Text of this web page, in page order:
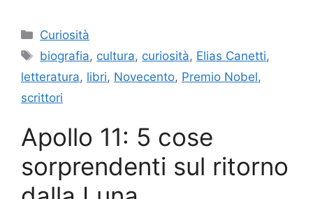
Categorie
Curiosità
Tag
biografia, cultura, curiosità, Elias Canetti,
letteratura, libri, Novecento, Premio Nobel,
scrittori
Apollo 11: 5 cose
sorprendenti sul ritorno